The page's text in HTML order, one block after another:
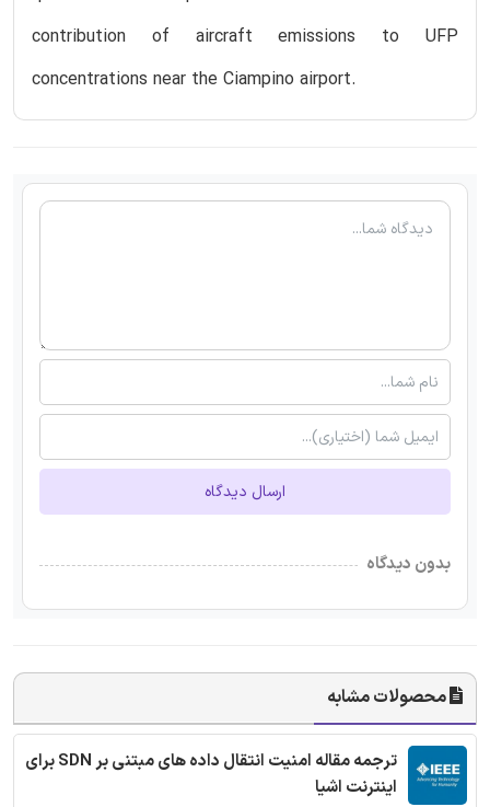
contribution of aircraft emissions to UFP
concentrations near the Ciampino airport.
ارسال دیدگاه
بدون دیدگاه
محصولات مشابه
ترجمه مقاله امنیت انتقال داده های مبتنی بر SDN برای
اینترنت اشیا